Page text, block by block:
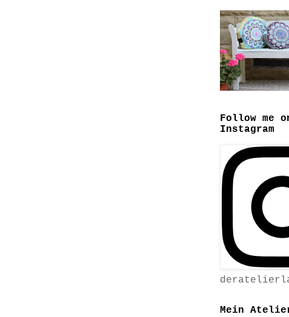
Follow me
Instagram
Mein